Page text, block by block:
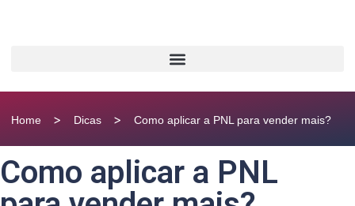
Home > Dicas > Como aplicar a PNL para vender mais?
Como aplicar a PNL